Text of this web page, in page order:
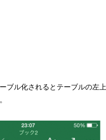
ブル化されるとテーブルの左